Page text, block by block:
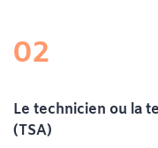
02
Le technicien ou la
(TSA)